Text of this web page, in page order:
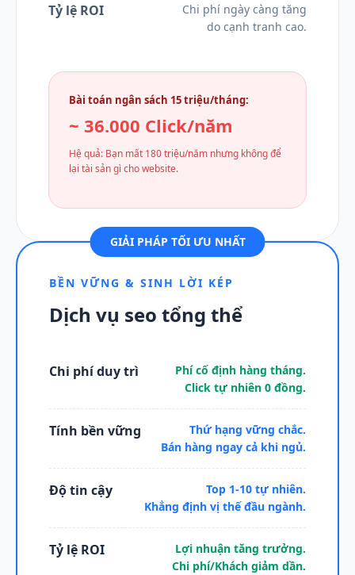
Tỷ lệ ROI
Chi phí ngày càng tăng
do cạnh tranh cao.
Bài toán ngân sách 15 triệu/tháng:
~ 36.000 Click/năm
Hệ quả: Bạn mất 180 triệu/năm nhưng không để
lại tài sản gì cho website.
GIẢI PHÁP TỐI ƯU NHẤT
BỀN VỮNG & SINH LỜI KÉP
Dịch vụ seo tổng thể
Chi phí duy trì
Phí cố định hàng tháng.
Click tự nhiên 0 đồng.
Tính bền vững
Thứ hạng vững chắc.
Bán hàng ngay cả khi ngủ.
Độ tin cậy
Top 1-10 tự nhiên.
Khẳng định vị thế đầu ngành.
Tỷ lệ ROI
Lợi nhuận tăng trưởng.
Chi phí/Khách giảm dần.